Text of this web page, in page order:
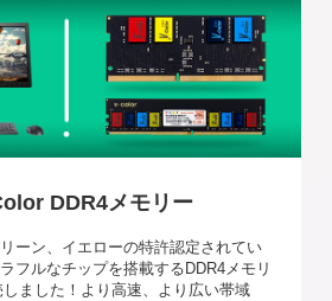
DDR4メモリー
ーン、イエローの特許認定されてい
フルなチップを搭載するDDR4メモリ
ました！より高速、より広い帯域